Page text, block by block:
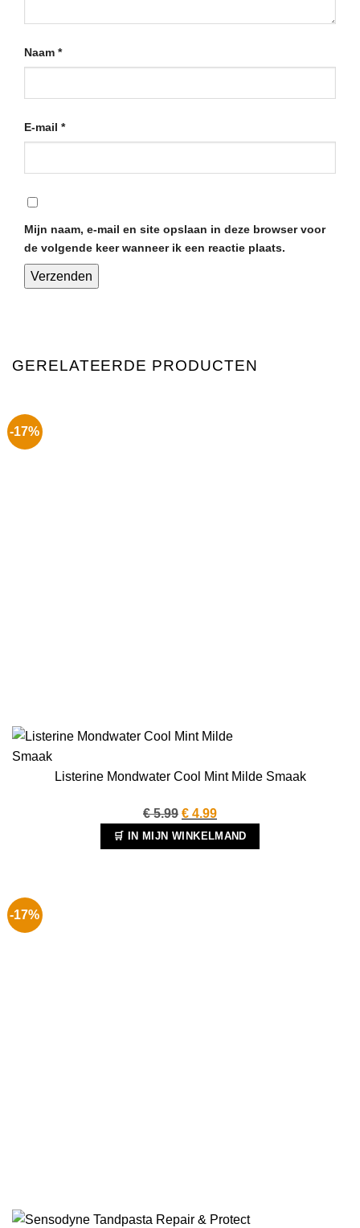
Naam *
E-mail *
Mijn naam, e-mail en site opslaan in deze browser voor
de volgende keer wanneer ik een reactie plaats.
GERELATEERDE PRODUCTEN
-17%
Listerine Mondwater Cool Mint Milde Smaak
€5.99 Oorspronkelijke
prijs
was:
€ 4.99Huidige
prijs
is:
🛒 IN MIJN WINKELMAND
-17%